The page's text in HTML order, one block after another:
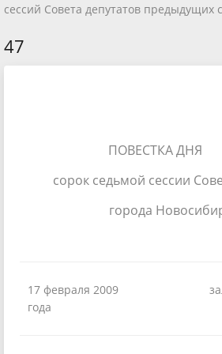
сессий Совета депутатов предыдущих
47
ПОВЕСТКА
сорок седьмой сессии
города
17 февраля 2009
года